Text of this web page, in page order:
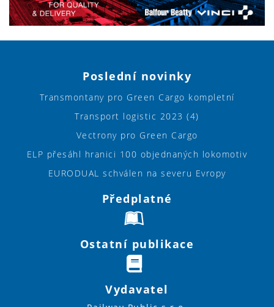
Poslední novinky
Transmontany pro Green Cargo kompletní
Transport logistic 2023 (4)
Vectrony pro Green Cargo
ELP přesáhl hranici 100 objednaných lokomotiv
EURODUAL schválen na severu Evropy
Předplatné
Ostatní publikace
Vydavatel